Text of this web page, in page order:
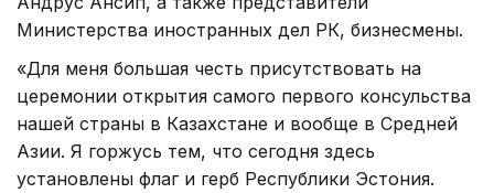
Министерства иностранных дел РК, бизнесмены.
«Для меня большая честь присутствовать на
церемонии открытия самого первого консульства
нашей страны в Казахстане и вообще в Средней
Азии. Я горжусь тем, что сегодня здесь
установлены флаг и герб Республики Эстония.